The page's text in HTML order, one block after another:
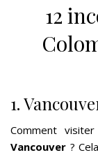
12
1.
Comment
Vancouver ?